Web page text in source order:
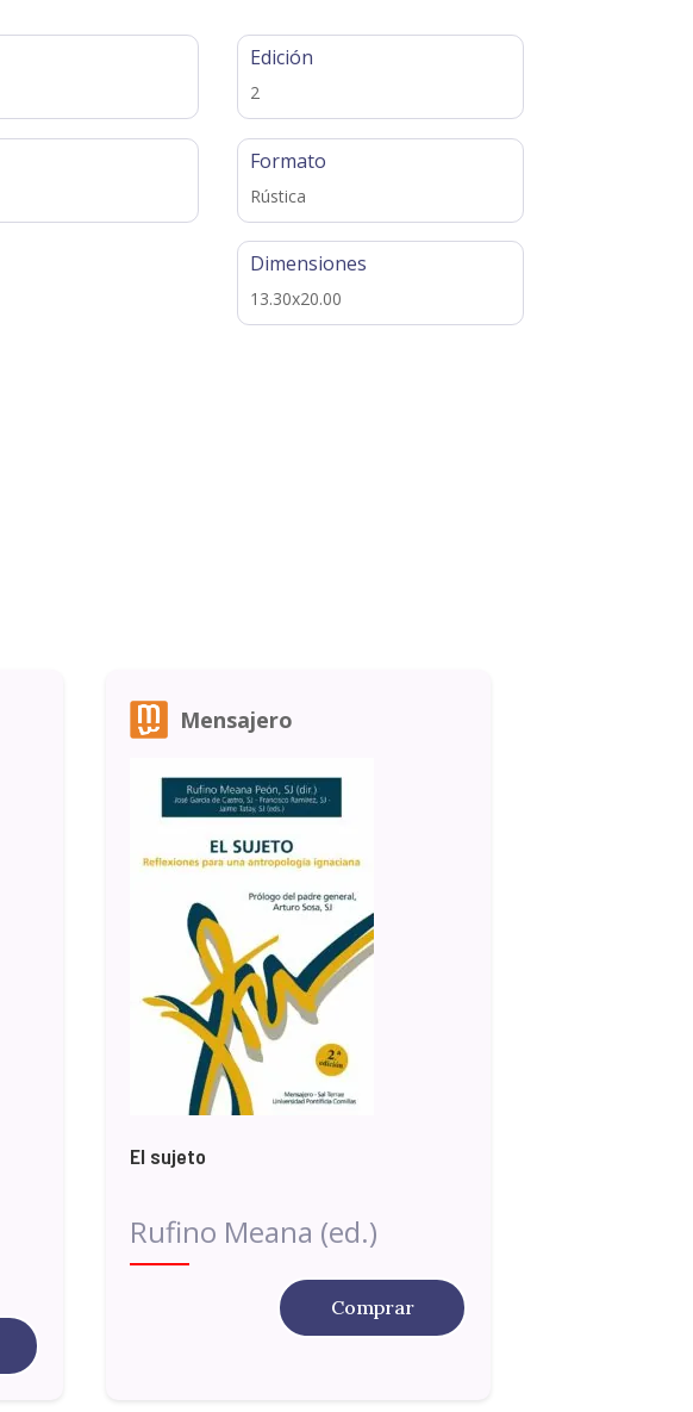
Edición
2
Formato
Rústica
Dimensiones
13.30x20.00
Mensajero
El sujeto
Rufino Meana (ed.)
Comprar